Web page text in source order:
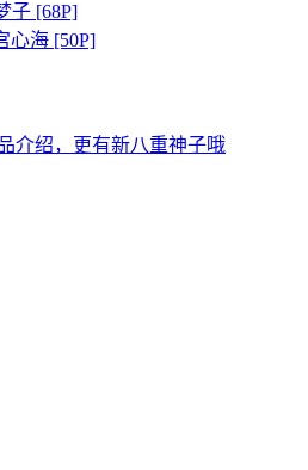
子 [68P]
心海 [50P]